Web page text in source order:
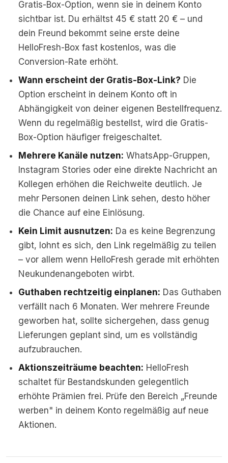
Gratis-Box-Option, wenn sie in deinem Konto
sichtbar ist. Du erhältst 45 € statt 20 € – und
dein Freund bekommt seine erste deine
HelloFresh-Box fast kostenlos, was die
Conversion-Rate erhöht.
Wann erscheint der Gratis-Box-Link? Die
Option erscheint in deinem Konto oft in
Abhängigkeit von deiner eigenen Bestellfrequenz.
Wenn du regelmäßig bestellst, wird die Gratis-
Box-Option häufiger freigeschaltet.
Mehrere Kanäle nutzen: WhatsApp-Gruppen,
Instagram Stories oder eine direkte Nachricht an
Kollegen erhöhen die Reichweite deutlich. Je
mehr Personen deinen Link sehen, desto höher
die Chance auf eine Einlösung.
Kein Limit ausnutzen: Da es keine Begrenzung
gibt, lohnt es sich, den Link regelmäßig zu teilen
– vor allem wenn HelloFresh gerade mit erhöhten
Neukundenangeboten wirbt.
Guthaben rechtzeitig einplanen: Das Guthaben
verfällt nach 6 Monaten. Wer mehrere Freunde
geworben hat, sollte sichergehen, dass genug
Lieferungen geplant sind, um es vollständig
aufzubrauchen.
Aktionszeiträume beachten: HelloFresh
schaltet für Bestandskunden gelegentlich
erhöhte Prämien frei. Prüfe den Bereich „Freunde
werben" in deinem Konto regelmäßig auf neue
Aktionen.